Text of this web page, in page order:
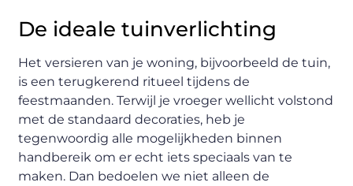
De ideale tuinverlichting
Het versieren van je woning, bijvoorbeeld de tuin,
is een terugkerend ritueel tijdens de
feestmaanden. Terwijl je vroeger wellicht volstond
met de standaard decoraties, heb je
tegenwoordig alle mogelijkheden binnen
handbereik om er echt iets speciaals van te
maken. Dan bedoelen we niet alleen de